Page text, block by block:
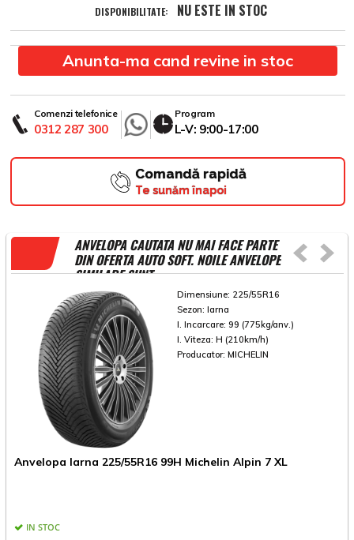
DISPONIBILITATE: NU ESTE IN STOC
Anunta-ma cand revine in stoc
Comenzi telefonice
0312 287 300
Program
L-V: 9:00-17:00
Comandă rapidă
Te sunăm înapoi
ANVELOPA CAUTATA NU MAI FACE PARTE
DIN OFERTA AUTO SOFT. NOILE ANVELOPE
SIMILARE SUNT
Dimensiune: 225/55R16
Sezon: Iarna
I. Incarcare: 99 (775kg/anv.)
I. Viteza: H (210km/h)
Producator: MICHELIN
Anvelopa Iarna 225/55R16 99H Michelin Alpin 7 XL
IN STOC